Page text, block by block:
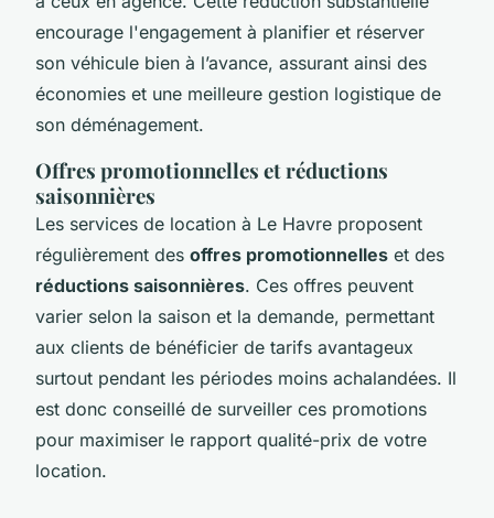
encourage l'engagement à planifier et réserver
son véhicule bien à l’avance, assurant ainsi des
économies et une meilleure gestion logistique de
son déménagement.
Offres promotionnelles et réductions
saisonnières
Les services de location à Le Havre proposent
régulièrement des offres promotionnelles et des
réductions saisonnières. Ces offres peuvent
varier selon la saison et la demande, permettant
aux clients de bénéficier de tarifs avantageux
surtout pendant les périodes moins achalandées. Il
est donc conseillé de surveiller ces promotions
pour maximiser le rapport qualité-prix de votre
location.